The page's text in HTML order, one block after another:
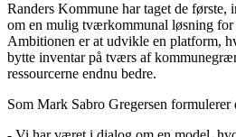
Randers Kommune har taget de første,
om en mulig tværkommunal løsning for
Ambitionen er at udvikle en platform,
bytte inventar på tværs af
ressourcerne endnu bedre.
Som Mark Sabro Gregersen formulerer